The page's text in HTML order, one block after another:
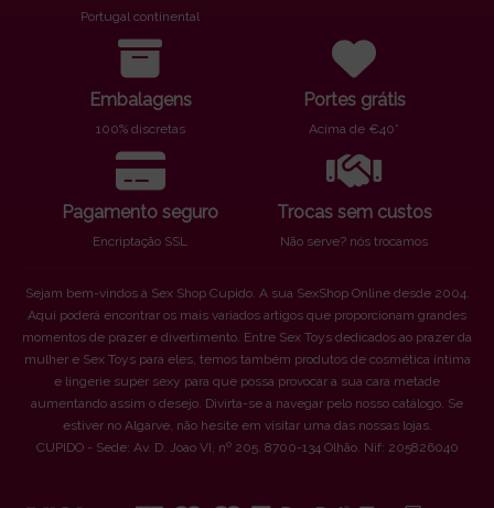
Portugal continental
Embalagens
100% discretas
Portes grátis
Acima de €40*
Pagamento seguro
Encriptação SSL
Trocas sem custos
Não serve? nós trocamos
Sejam bem-vindos à Sex Shop Cupido. A sua SexShop Online desde 2004.
Aqui poderá encontrar os mais variados artigos que proporcionam grandes
momentos de prazer e divertimento. Entre Sex Toys dedicados ao prazer da
mulher e Sex Toys para eles, temos também produtos de cosmética íntima
e lingerie super sexy para que possa provocar a sua cara metade
aumentando assim o desejo. Divirta-se a navegar pelo nosso catálogo. Se
estiver no Algarve, não hesite em visitar uma das nossas lojas.
CUPIDO - Sede: Av. D. Joao VI, nº 205. 8700-134 Olhão. Nif: 205826040